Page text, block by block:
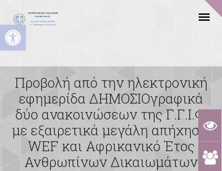
Ανοίξτε τη γραμμή εργαλείων
Προβολή από την ηλεκτρονική
εφημερίδα ΔΗΜΟΣΙΟγραφικά
δύο ανακοινώσεων της Γ.Γ.Ι.Φ.
με εξαιρετικά μεγάλη απήχηση:
WEF και Αφρικανικό Έτος
Ανθρωπίνων Δικαιωμάτων